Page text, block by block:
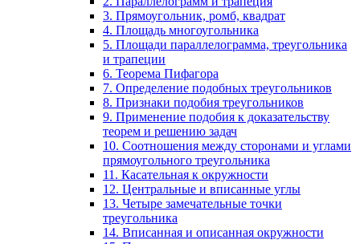
3. Прямоугольник, ромб, квадрат
4. Площадь многоугольника
5. Площади параллелограмма, треугольника
и трапеции
6. Теорема Пифагора
7. Определение подобных треугольников
8. Признаки подобия треугольников
9. Применение подобия к доказательству
теорем и решению задач
10. Соотношения между сторонами и углами
прямоугольного треугольника
11. Касательная к окружности
12. Центральные и вписанные углы
13. Четыре замечательные точки
треугольника
14. Вписанная и описанная окружности